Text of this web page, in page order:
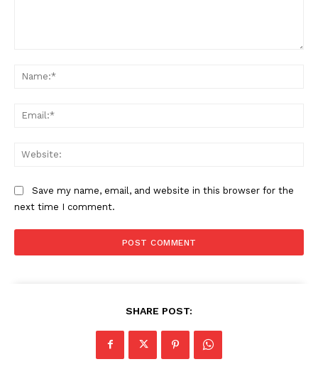
Save my name, email, and website in this browser for the
next time I comment.
SHARE POST: